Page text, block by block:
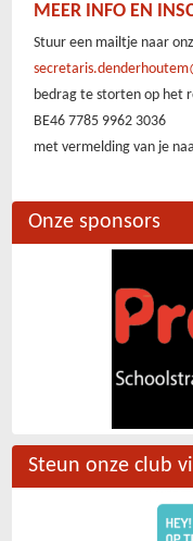
MEER INFO EN
Stuur een mailtje naar
bedrag te storten op het
BE46 7785 9962 3036
met vermelding van je
Onze sponsors
Steun onze club